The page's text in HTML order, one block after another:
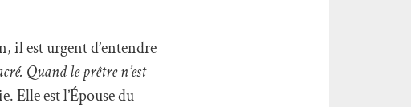
il est urgent d’entendre
Quand le prêtre n’est
Elle est l’Épouse du